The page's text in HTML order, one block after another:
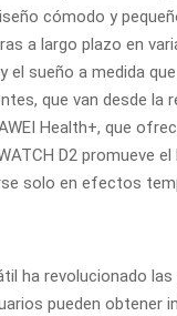
cómodo y
a largo plazo en
el sueño a medida
que van desde la
Health+, que
D2 promueve
solo en efectos
ha revolucionado
pueden